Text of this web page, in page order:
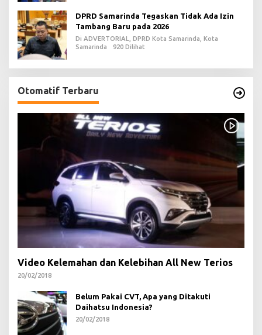
DPRD Samarinda Tegaskan Tidak Ada Izin
Tambang Baru pada 2026
Di ADVERTORIAL, DPRD Kota Samarinda, Kota
Samarinda
920 Dilihat
Otomatif Terbaru
Video Kelemahan dan Kelebihan All New Terios
20/02/2018
Belum Pakai CVT, Apa yang Ditakuti
Daihatsu Indonesia?
20/02/2018